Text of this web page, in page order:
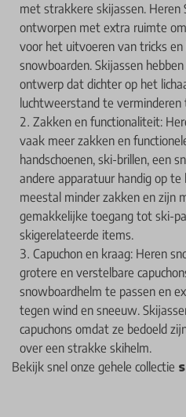
met strakkere skijassen. Heren
ontworpen met extra ruimte
voor het uitvoeren van tricks
snowboarden. Skijassen
ontwerp dat dichter op het
luchtweerstand te
Zakken en functionaliteit:
vaak meer zakken en
handschoenen, ski-brillen, een
andere apparatuur handig op te
meestal minder zakken en zijn
gemakkelijke toegang tot ski-
skigerelateerde items.
Capuchon en kraag: Heren
grotere en verstelbare
snowboardhelm te passen en
tegen wind en sneeuw.
capuchons omdat ze bedoeld
over een strakke skihelm.
Bekijk snel onze gehele collectie